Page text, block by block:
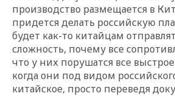
производство размещается в
придется делать российскую
будет как-то китайцам
сложность, почему все
что у них порушатся все
когда они под видом
китайское, просто переведя